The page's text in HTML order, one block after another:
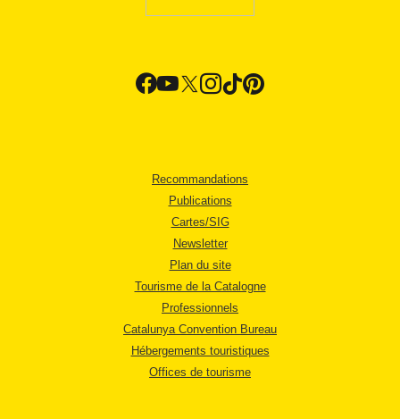
Recommandations
Publications
Cartes/SIG
Newsletter
Plan du site
Tourisme de la Catalogne
Professionnels
Catalunya Convention Bureau
Hébergements touristiques
Offices de tourisme